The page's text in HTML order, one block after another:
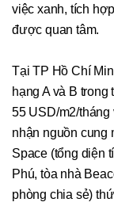
việc xanh, tích
được quan tâm.
Tại TP Hồ Chí
hạng A và B
55 USD/m2/tháng
nhận nguồn cung
Space (tổng diện
Phú, tòa nhà
phòng chia sẻ)